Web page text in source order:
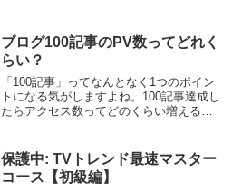
ブログ100記事のPV数ってどれく
らい？
「100記事」ってなんとなく1つのポイン
トになる気がしますよね。100記事達成し
たらアクセス数ってどのくらい増えるん
数は、取り組むジャンルによっても違い
ますし、同じジ...
保護中: TVトレンド最速マスター
コース【初級編】